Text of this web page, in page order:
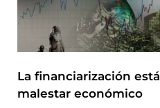
La financiarización
malestar económico